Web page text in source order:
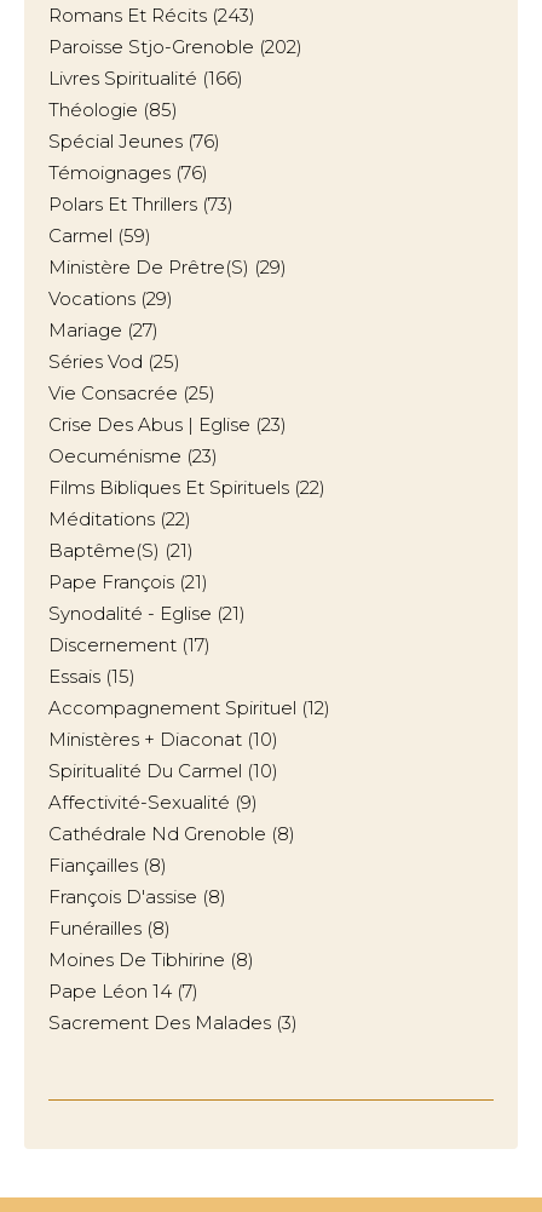
Romans Et Récits (243)
Paroisse Stjo-Grenoble (202)
Livres Spiritualité (166)
Théologie (85)
Spécial Jeunes (76)
Témoignages (76)
Polars Et Thrillers (73)
Carmel (59)
Ministère De Prêtre(s) (29)
Vocations (29)
Mariage (27)
Séries Vod (25)
Vie Consacrée (25)
Crise Des Abus | Eglise (23)
Oecuménisme (23)
Films Bibliques Et Spirituels (22)
Méditations (22)
Baptême(s) (21)
Pape François (21)
Synodalité - Eglise (21)
Discernement (17)
Essais (15)
Accompagnement Spirituel (12)
Ministères + Diaconat (10)
Spiritualité Du Carmel (10)
Affectivité-Sexualité (9)
Cathédrale Nd Grenoble (8)
Fiançailles (8)
François D'assise (8)
Funérailles (8)
Moines De Tibhirine (8)
Pape Léon 14 (7)
Sacrement Des Malades (3)